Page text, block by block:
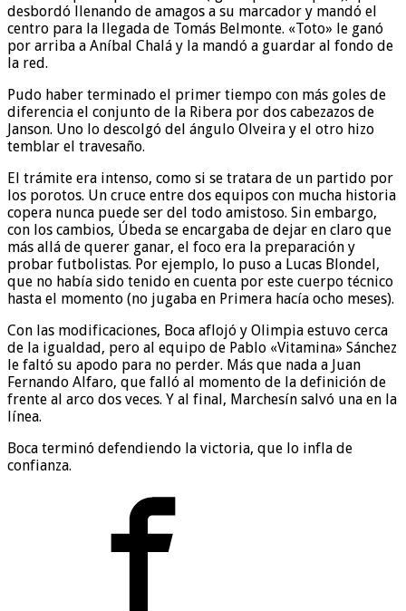
desbordó llenando de amagos a su marcador y mandó el
centro para la llegada de Tomás Belmonte. «Toto» le ganó
por arriba a Aníbal Chalá y la mandó a guardar al fondo de
la red.
Pudo haber terminado el primer tiempo con más goles de
diferencia el conjunto de la Ribera por dos cabezazos de
Janson. Uno lo descolgó del ángulo Olveira y el otro hizo
temblar el travesaño.
El trámite era intenso, como si se tratara de un partido por
los porotos. Un cruce entre dos equipos con mucha historia
copera nunca puede ser del todo amistoso. Sin embargo,
con los cambios, Úbeda se encargaba de dejar en claro que
más allá de querer ganar, el foco era la preparación y
probar futbolistas. Por ejemplo, lo puso a Lucas Blondel,
que no había sido tenido en cuenta por este cuerpo técnico
hasta el momento (no jugaba en Primera hacía ocho meses).
Con las modificaciones, Boca aflojó y Olimpia estuvo cerca
de la igualdad, pero al equipo de Pablo «Vitamina» Sánchez
le faltó su apodo para no perder. Más que nada a Juan
Fernando Alfaro, que falló al momento de la definición de
frente al arco dos veces. Y al final, Marchesín salvó una en la
línea.
Boca terminó defendiendo la victoria, que lo infla de
confianza.